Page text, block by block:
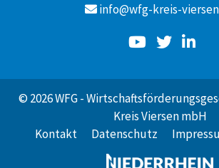
info@wfg-kreis-
© 2026 WFG -
Kreis Viersen mbH
Kontakt
Datenschutz